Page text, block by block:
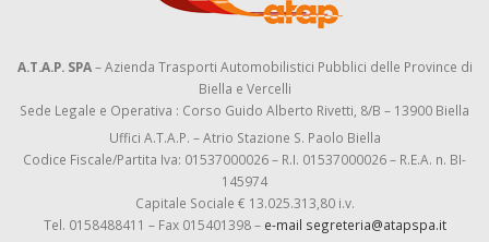
A.T.A.P. SPA– Azienda Trasporti Automobilistici Pubblici delle Province di
Biella e Vercelli
Sede Legale e Operativa : Corso Guido Alberto Rivetti, 8/B – 13900 Biella
Uffici A.T.A.P. – Atrio Stazione S. Paolo Biella
Codice Fiscale/Partita Iva: 01537000026 – R.I. 01537000026 – R.E.A. n. BI-
145974
Capitale Sociale € 13.025.313,80 i.v.
Tel. 0158488411 – Fax 015401398 – e-mail segreteria@atapspa.it